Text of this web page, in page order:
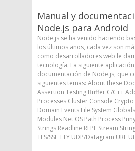
Manual y
Node.js para Android
Node.js se ha venido haciendo
los últimos años, cada vez son
como desarrolladores web le
tecnología. La siguiente
documentación de Node.js, que
siguientes temas: About these
Assertion Testing Buffer C/C++
Processes Cluster Console
Domain Events File System
Modules Net OS Path Process
Strings Readline REPL Stream
TLS/SSL TTY UDP/Datagram URL